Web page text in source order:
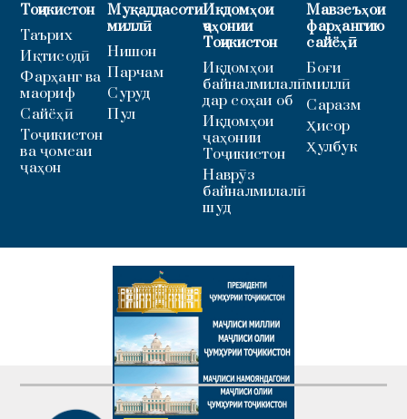
Тоҷикистон
Таърих
Иқтисодӣ
Фарҳанг ва
маориф
Сайёҳӣ
Тоҷикистон
ва ҷомеаи
ҷаҳон
Муқаддасоти
миллӣ
Нишон
Парчам
Суруд
Пул
Иқдомҳои
ҷаҳонии
Тоҷикистон
Иқдомҳои
байналмилалӣ
дар соҳаи об
Иқдомҳои
ҷаҳонии
Тоҷикистон
Наврӯз
байналмилалӣ
шуд
Мавзеъҳои
фарҳангию
сайёҳӣ
Боғи
миллӣ
Саразм
Ҳисор
Ҳулбук